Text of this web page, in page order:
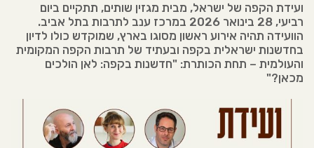
ועידת הקפה של ישראל, מבית מגזין שותים, תתקיים ביום
רביעי, 28 בינואר 2026 במרכז ענב לתרבות בתל אביב.
הוועידה תהיה אירוע ראשון מסוגו בארץ, שמוקדש כולו לדיון
בחדשנות ישראלית בקפה ובעתיד של תרבות הקפה המקומית
והעולמית – תחת הכותרת: "חדשנות בקפה: לאן הולכים
מכאן?"